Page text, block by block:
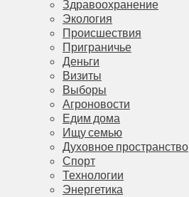
Здравоохранение
Экология
Происшествия
Приграничье
Деньги
Визиты
Выборы
Агроновости
Едим дома
Ищу семью
Духовное пространство
Спорт
Технологии
Энергетика